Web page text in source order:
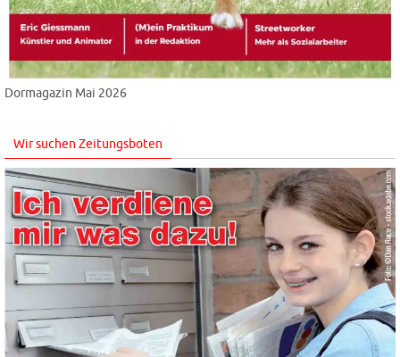
Dormagazin Mai 2026
Wir suchen Zeitungsboten